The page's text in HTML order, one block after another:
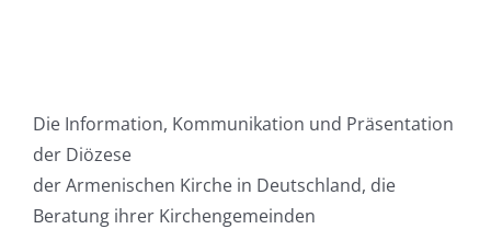
Die Information, Kommunikation und Präsentation
der Diözese
der Armenischen Kirche in Deutschland, die
Beratung ihrer Kirchengemeinden